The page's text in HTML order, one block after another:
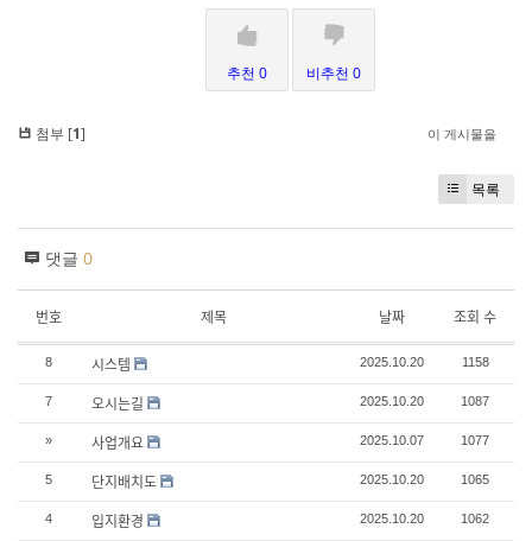
추천 0 비추천 0
첨부 [1] 이 게시물을
목록
댓글 0
번호 제목 날짜 조회 수
8 시스템 2025.10.20 1158
7 오시는길 2025.10.20 1087
» 사업개요 2025.10.07 1077
5 단지배치도 2025.10.20 1065
4 입지환경 2025.10.20 1062